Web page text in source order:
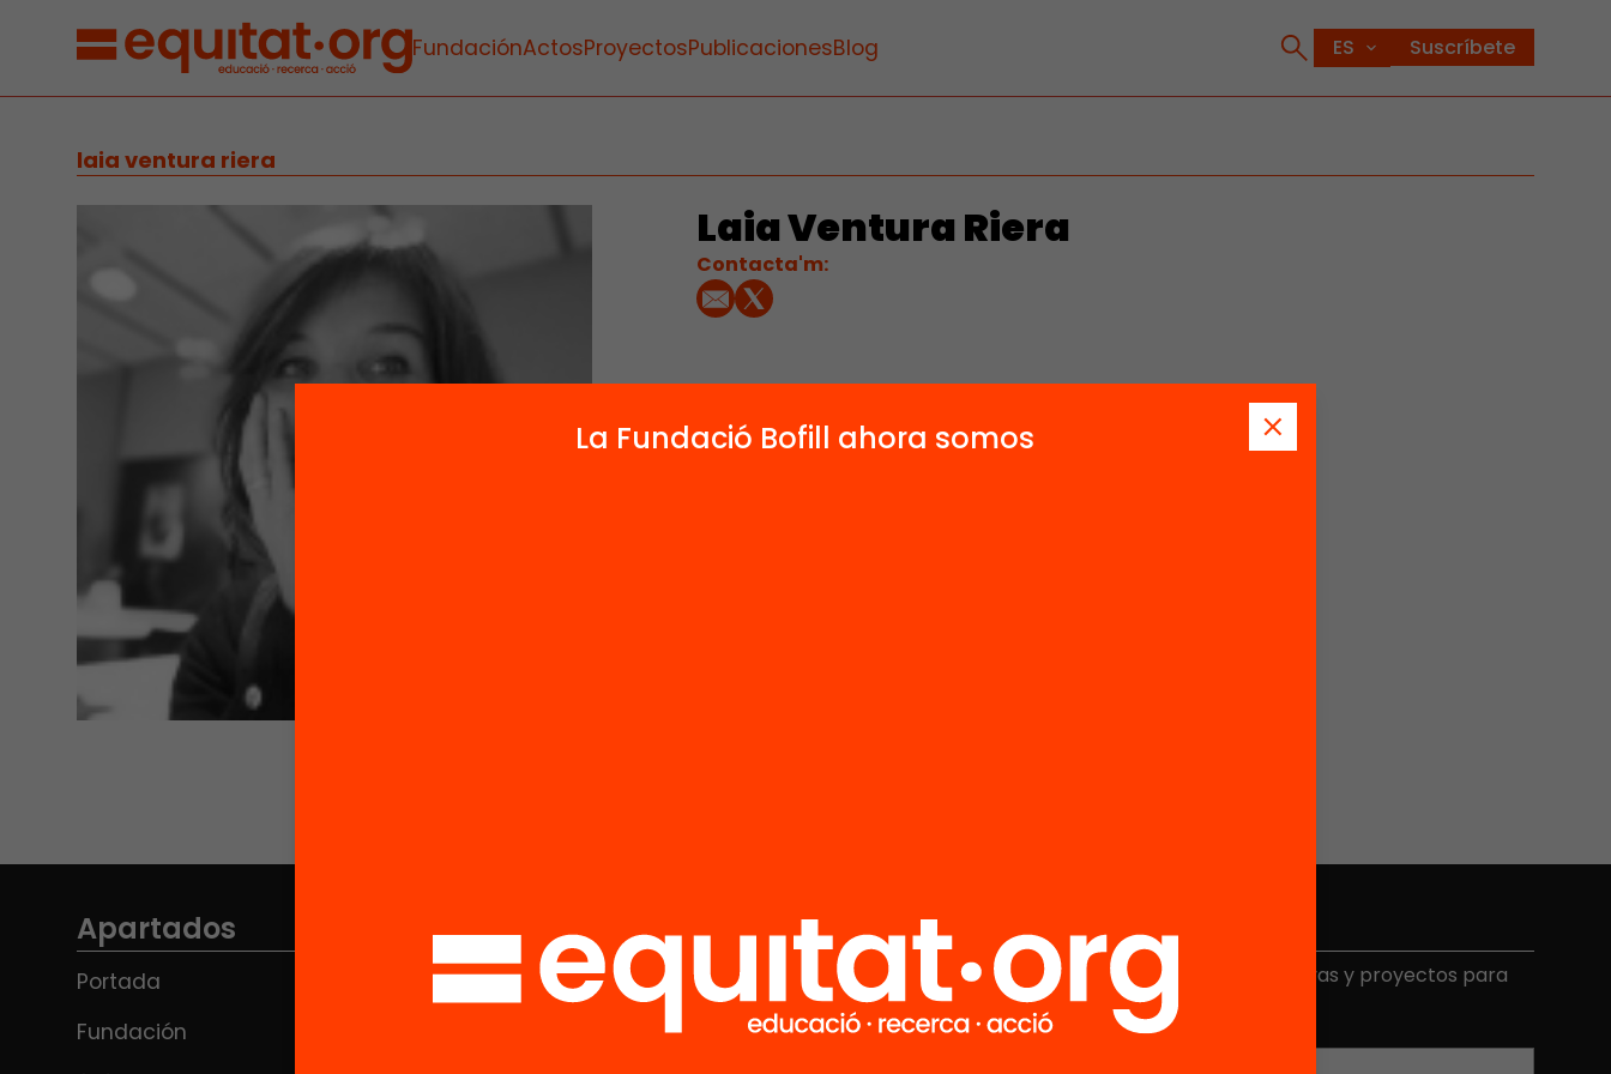
FundaciónActosProyectosPublicacionesBlog Suscríbete
laia ventura riera
Laia Ventura Riera
Contacta'm:
Elige equidad
Recibe contenidos, iniciativas y proyectos para
implicarte.
Correo electrónico
Apartados
Portada
Fundación
FAQS
HUB Social
La Fundació Bofill ahora somos